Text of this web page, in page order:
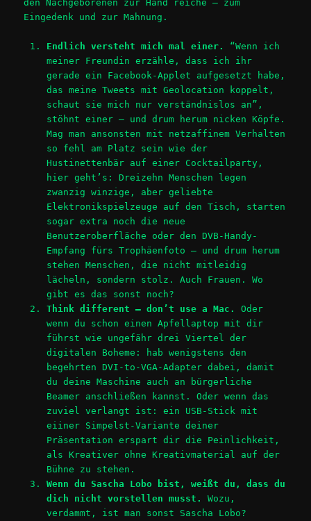
den Nachgeborenen zur Hand reiche – zum
Eingedenk und zur Mahnung.
Endlich versteht mich mal einer. “Wenn ich
meiner Freundin erzähle, dass ich ihr
gerade ein Facebook-Applet aufgesetzt habe,
das meine Tweets mit Geolocation koppelt,
schaut sie mich nur verständnislos an”,
stöhnt einer – und drum herum nicken Köpfe.
Mag man ansonsten mit netzaffinem Verhalten
so fehl am Platz sein wie der
Hustinettenbär auf einer Cocktailparty,
hier geht’s: Dreizehn Menschen legen
zwanzig winzige, aber geliebte
Elektronikspielzeuge auf den Tisch, starten
sogar extra noch die neue
Benutzeroberfläche oder den DVB-Handy-
Empfang fürs Trophäenfoto – und drum herum
stehen Menschen, die nicht mitleidig
lächeln, sondern stolz. Auch Frauen. Wo
gibt es das sonst noch?
Think different – don’t use a Mac.
Oder
wenn du schon einen Apfellaptop mit dir
führst wie ungefähr drei Viertel der
digitalen Boheme: hab wenigstens den
begehrten DVI-to-VGA-Adapter dabei, damit
du deine Maschine auch an bürgerliche
Beamer anschließen kannst. Oder wenn das
zuviel verlangt ist: ein USB-Stick mit
eiiner Simpelst-Variante deiner
Präsentation erspart dir die Peinlichkeit,
als Kreativer ohne Kreativmaterial auf der
Bühne zu stehen.
Wenn du Sascha Lobo bist, weißt du, dass du
dich nicht vorstellen musst. Wozu,
verdammt, ist man sonst Sascha Lobo?